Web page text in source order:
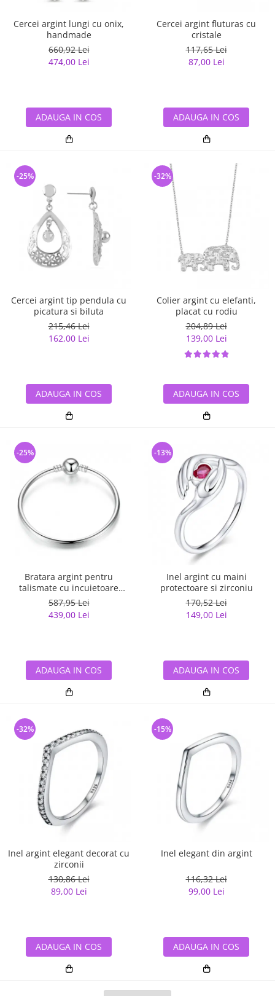
Cercei argint lungi cu onix,
handmade
660,92 Lei
474,00 Lei
ADAUGA IN COS
Cercei argint fluturas cu
cristale
117,65 Lei
87,00 Lei
ADAUGA IN COS
Cercei argint tip pendula cu
picatura si biluta
215,46 Lei
162,00 Lei
-25%
ADAUGA IN COS
Colier argint cu elefanti,
placat cu rodiu
204,89 Lei
139,00 Lei
-32%
ADAUGA IN COS
Bratara argint pentru
talismate cu incuietoare
sferica
587,95 Lei
439,00 Lei
-25%
ADAUGA IN COS
Inel argint cu maini
protectoare si zirconiu
170,52 Lei
149,00 Lei
-13%
ADAUGA IN COS
Inel argint elegant decorat cu
zirconii
130,86 Lei
89,00 Lei
-32%
ADAUGA IN COS
Inel elegant din argint
116,32 Lei
99,00 Lei
-15%
ADAUGA IN COS